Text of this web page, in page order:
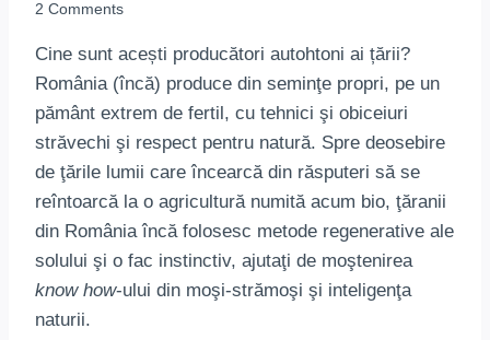
2 Comments
Cine sunt acești producători autohtoni ai țării?
România (încă) produce din seminţe propri, pe un
pământ extrem de fertil, cu tehnici şi obiceiuri
străvechi şi respect pentru natură. Spre deosebire
de ţările lumii care încearcă din răsputeri să se
reîntoarcă la o agricultură numită acum bio, ţăranii
din România încă folosesc metode regenerative ale
solului şi o fac instinctiv, ajutaţi de moştenirea
know how-ului din moşi-strămoşi şi inteligenţa
naturii.